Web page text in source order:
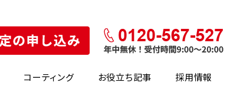
コーティング お役立ち記事 採用情報